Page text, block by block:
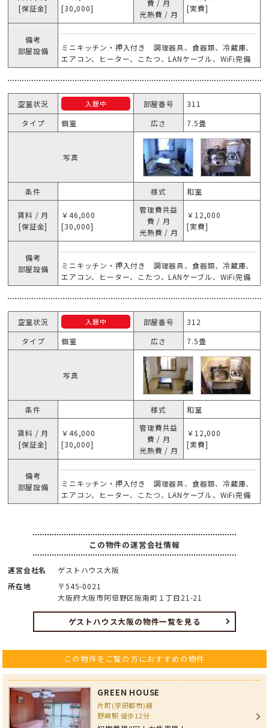
[保証金]
[30,000]
費 / 月
光熱費 / 月
[実費]
備考
部屋設備
ミニキッチン・押入付き 調理器具、食器類、冷蔵庫、
エアコン、ヒーター、こたつ、LANケーブル、WiFi完備
空室状況 入居中 部屋番号
311
タイプ
個室 広さ 7.5畳
写真
条件 様式 和室
賃料 / 月
[保証金]
￥46,000
[30,000]
管理費共益
費 / 月
光熱費 / 月
￥12,000
[実費]
備考
部屋設備
ミニキッチン・押入付き 調理器具、食器類、冷蔵庫、
エアコン、ヒーター、こたつ、LANケーブル、WiFi完備
空室状況 入居中 部屋番号
312
タイプ
個室 広さ 7.5畳
写真
条件 様式 和室
賃料 / 月
[保証金]
￥46,000
[30,000]
管理費共益
費 / 月
光熱費 / 月
￥12,000
[実費]
備考
部屋設備
ミニキッチン・押入付き 調理器具、食器類、冷蔵庫、
エアコン、ヒーター、こたつ、LANケーブル、WiFi完備
この物件の運営会社情報
運営会社名
ゲストハウス大阪
所在地
〒545-0021
大阪府大阪市阿倍野区阪南町１丁目21-21
ゲストハウス大阪の物件一覧を見る
この物件をご覧の方におすすめの物件
GREEN HOUSE
片町(学研都市)線
野崎駅 徒歩12分